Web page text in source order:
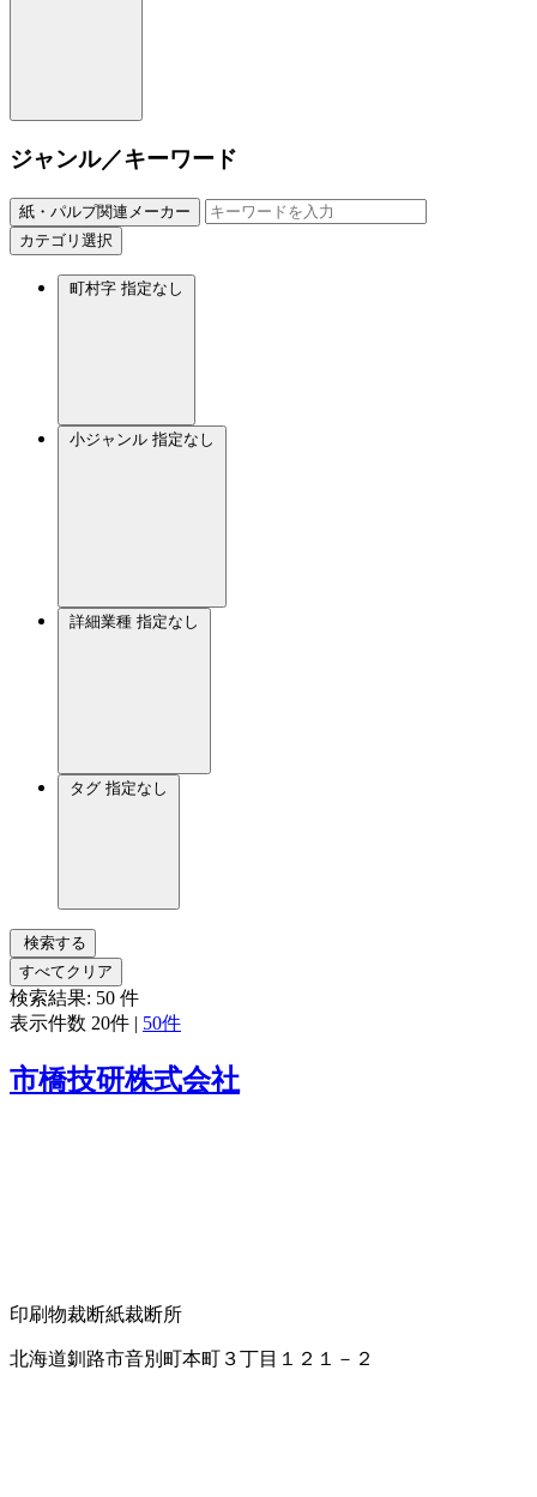
ジャンル／キーワード
紙・パルプ関連メーカー
カテゴリ選択
町村字 指定なし
小ジャンル 指定なし
詳細業種 指定なし
タグ 指定なし
検索する
すべてクリア
検索結果: 50 件
表示件数 20件 | 50件
市橋技研株式会社
印刷物裁断紙裁断所
北海道釧路市音別町本町３丁目１２１－２